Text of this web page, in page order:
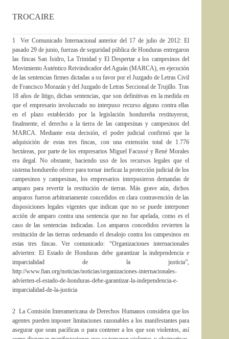
TROCAIRE
1 Ver Comunicado Internacional anterior del 17 de julio de 2012: El
pasado 29 de junio, fuerzas de seguridad pública de Honduras entregaron
las fincas San Isidro, La Trinidad y El Despertar a los campesinos del
Movimiento Auténtico Reivindicador del Aguán (MARCA), en ejecución
de las sentencias firmes dictadas a su favor por el Juzgado de Letras Civil
de Francisco Morazán y del Juzgado de Letras Seccional de Trujillo. Tras
18 años de litigo, dichas sentencias, que son definitivas en la medida en
que el empresario involucrado no interpuso recurso alguno contra ellas
en el plazo establecido por la legislación hondureña restituyeron,
finalmente, el derecho a la tierra de las campesinas y campesinos del
MARCA. Mediante esta decisión, el poder judicial confirmó que la
adquisición de estas tres fincas, con una extensión total de 1.776
hectáreas, por parte de los empresarios Miguel Facussé y René Morales
era ilegal. No obstante, haciendo uso de los recursos legales que el
sistema hondureño ofrece para tornar ineficaz la protección judicial de los
campesinos y campesinas, los empresarios interpusieron demandas de
amparo para revertir la restitución de tierras. Más grave aún, dichos
amparos fueron arbitrariamente concedidos en clara contravención de las
disposiciones legales vigentes que indican que no se puede interponer
acción de amparo contra una sentencia que no fue apelada, como es el
caso de las sentencias indicadas. Los amparos concedidos revierten la
restitución de las tierras ordenando el desalojo contra los campesinos en
estas tres fincas. Ver comunicado: “Organizaciones internacionales
advierten: El Estado de Honduras debe garantizar la independencia e
imparcialidad de la justicia”,
http://www.fian.org/noticias/noticias/organizaciones-internacionales-
advierten-el-estado-de-honduras-debe-garantizar-la-independencia-e-
imparcialidad-de-la-justicia
2 La Comisión Interamericana de Derechos Humanos considera que los
agentes pueden imponer limitaciones razonables a los manifestantes para
asegurar que sean pacíficas o para contener a los que son violentos, así